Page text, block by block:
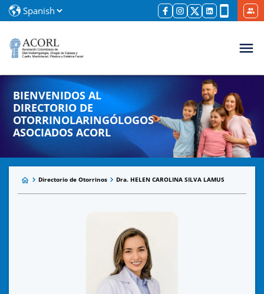
BIENVENIDOS AL
DIRECTORIO DE
OTORRINOLARINGÓLOGOS
ASOCIADOS ACORL
Directorio de Otorrinos Dra. HELEN CAROLINA SILVA LAMUS